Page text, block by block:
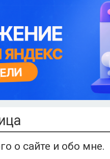
о сайте и обо мне.